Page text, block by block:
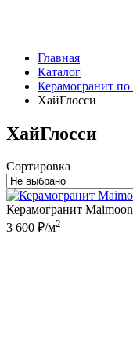
Главная
Каталог
Керамогранит по
ХайГлосси
ХайГлосси
Сортировка
Керамогранит
3 600 ₽/м2